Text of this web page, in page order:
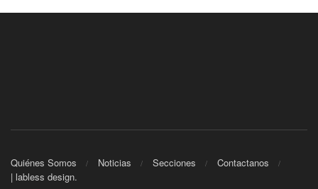
Quiénes Somos Noticias Secciones
Contactanos
| labless design.